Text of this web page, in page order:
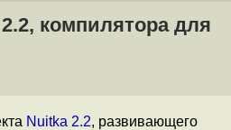
компилятора для
Nuitka 2.2, развивающего